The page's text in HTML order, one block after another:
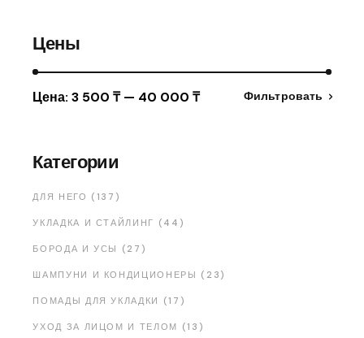
Цены
Фильтровать
Цена:3 500 ₸— 40 000 ₸
Категории
ДЛЯ НЕГО (137)
УКЛАДКА И СТАЙЛИНГ (44)
БОРОДА И УСЫ (27)
ШАМПУНИ И КОНДИЦИОНЕРЫ (23)
ПОМАДЫ ДЛЯ УКЛАДКИ (17)
УХОД ЗА ЛИЦОМ И ТЕЛОМ (13)